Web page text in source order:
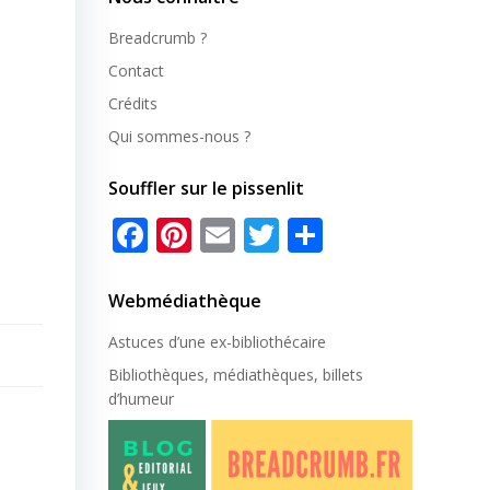
Breadcrumb ?
Contact
Crédits
Qui sommes-nous ?
Souffler sur le pissenlit
Facebook
Pinterest
EmailTwitter
Webmédiathèque
Astuces d’une ex-bibliothécaire
Bibliothèques, médiathèques, billets
d’humeur